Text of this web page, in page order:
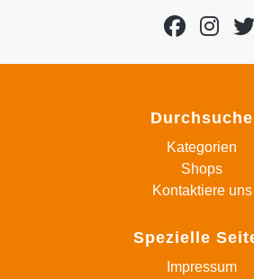
Durchsuche
Kategorien
Shops
Kontaktiere uns
Spezielle
Impressum